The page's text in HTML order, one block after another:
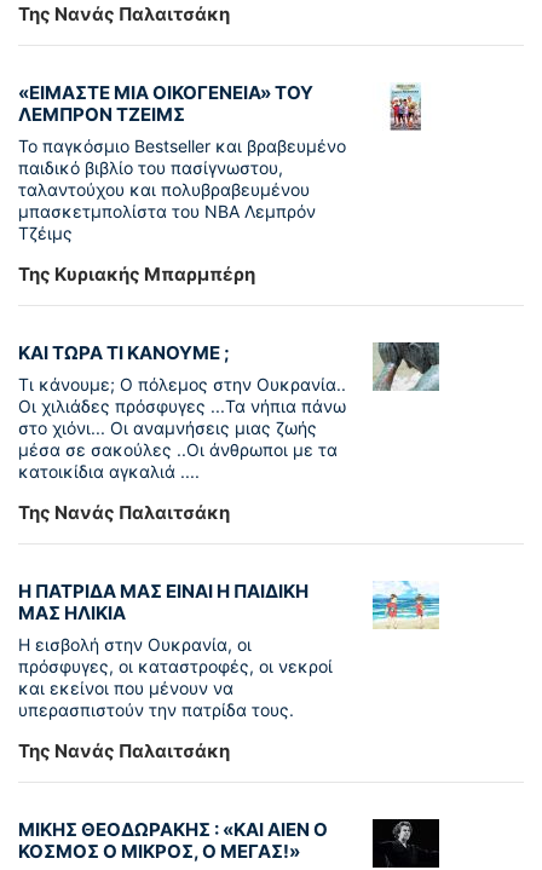
Της Νανάς Παλαιτσάκη
«ΕΙΜΑΣΤΕ ΜΙΑ ΟΙΚΟΓΕΝΕΙΑ» ΤΟΥ
ΛΕΜΠΡΟΝ ΤΖΕΙΜΣ
To παγκόσµιο Bestseller και βραβευµένο
παιδικό βιβλίο του πασίγνωστου,
ταλαντούχου και πολυβραβευµένου
µπασκετµπολίστα του NBA Λεµπρόν
Τζέιμς
Της Κυριακής Μπαρμπέρη
ΚΑΙ ΤΩΡΑ ΤΙ ΚΑΝΟΥΜΕ ;
Τι κάνουμε; Ο πόλεμος στην Ουκρανία..
Οι χιλιάδες πρόσφυγες ...Τα νήπια πάνω
στο χιόνι... Οι αναμνήσεις μιας ζωής
μέσα σε σακούλες ..Οι άνθρωποι με τα
κατοικίδια αγκαλιά ....
Της Νανάς Παλαιτσάκη
Η ΠΑΤΡΙΔΑ ΜΑΣ ΕΙΝΑΙ Η ΠΑΙΔΙΚΗ
ΜΑΣ ΗΛΙΚΙΑ
Η εισβολή στην Ουκρανία, οι
πρόσφυγες, οι καταστροφές, οι νεκροί
και εκείνοι που μένουν να
υπερασπιστούν την πατρίδα τους.
Της Νανάς Παλαιτσάκη
ΜΙΚΗΣ ΘΕΟΔΩΡΑΚΗΣ : «KAI ΑΙΕΝ Ο
ΚΟΣΜΟΣ Ο ΜΙΚΡΟΣ, Ο ΜΕΓΑΣ!»